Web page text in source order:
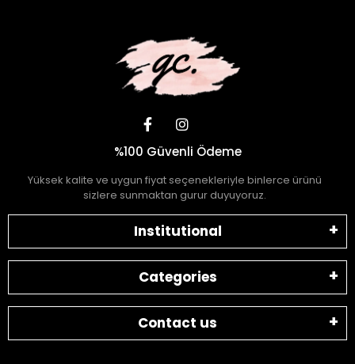
%100 Güvenli Ödeme
Yüksek kalite ve uygun fiyat seçenekleriyle binlerce ürünü
sizlere sunmaktan gurur duyuyoruz.
Institutional
Categories
Contact us